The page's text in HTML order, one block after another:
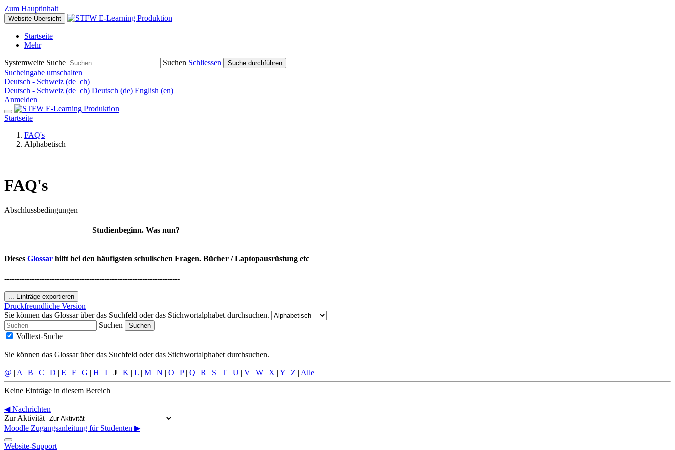
Zum Hauptinhalt
Website-Übersicht
Startseite
Mehr
Systemweite Suche Suchen Schliessen Suche durchführen
Sucheingabe umschalten
Deutsch - Schweiz ‎(de_ch)‎
Deutsch - Schweiz ‎(de_ch)‎ Deutsch ‎(de)‎ English ‎(en)‎
Anmelden
Startseite
FAQ's
Alphabetisch
FAQ's
Abschlussbedingungen
Studienbeginn. Was nun?
Dieses Glossar hilft bei den häufigsten schulischen Fragen. Bücher / Laptopausrüstung etc
----------------------------------------------------------------------
Einträge exportieren
Druckfreundliche Version
Sie können das Glossar über das Suchfeld oder das Stichwortalphabet durchsuchen.
Suchen
Suchen
Volltext-Suche
Sie können das Glossar über das Suchfeld oder das Stichwortalphabet durchsuchen.
@ | A | B | C | D | E | F | G | H | I | J | K | L | M | N | O | P| Q | R | S | T | U | V | W | X | Y | Z | Alle
Keine Einträge in diesem Bereich
◀︎ Nachrichten
Zur Aktivität
Moodle Zugangsanleitung für Studenten ▶︎
Website-Support